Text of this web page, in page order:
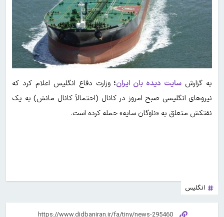
به گزارش سایت دیده بان ایران؛ وزارت دفاع انگلیس اعلام کرد که
نیروهای انگلیسی صبح امروز در کانال (احتمالاً کانال مانش) به یک
نفتکش متعلق به «ناوگان سایه» حمله کرده است.
انگلیس